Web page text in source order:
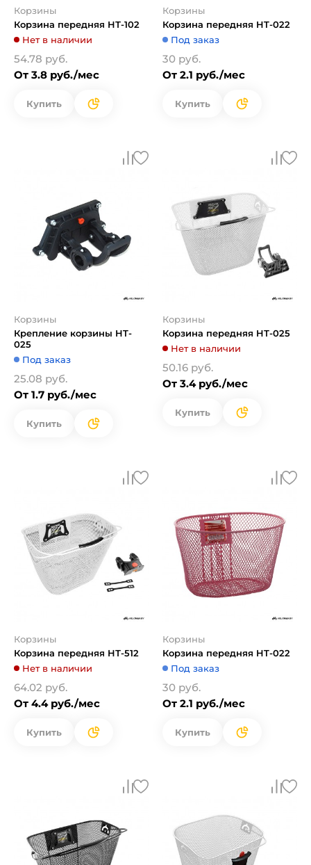
Корзины
Корзина передняя HТ-102
Нет в наличии
54.78 руб.
От 3.8 руб./мес
Купить
Корзины
Корзина передняя HT-022
Под заказ
30 руб.
От 2.1 руб./мес
Купить
Корзины
Крепление корзины HT-
025
Под заказ
25.08 руб.
От 1.7 руб./мес
Купить
Корзины
Корзина передняя HТ-025
Нет в наличии
50.16 руб.
От 3.4 руб./мес
Купить
Корзины
Корзина передняя HТ-512
Нет в наличии
64.02 руб.
От 4.4 руб./мес
Купить
Корзины
Корзина передняя HT-022
Под заказ
30 руб.
От 2.1 руб./мес
Купить